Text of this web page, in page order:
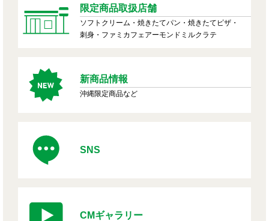
限定商品取扱店舗
ソフトクリーム・焼きたてパン・焼きたてピザ・
刺身・ファミカフェアーモンドミルクラテ
新商品情報
沖縄限定商品など
SNS
CMギャラリー